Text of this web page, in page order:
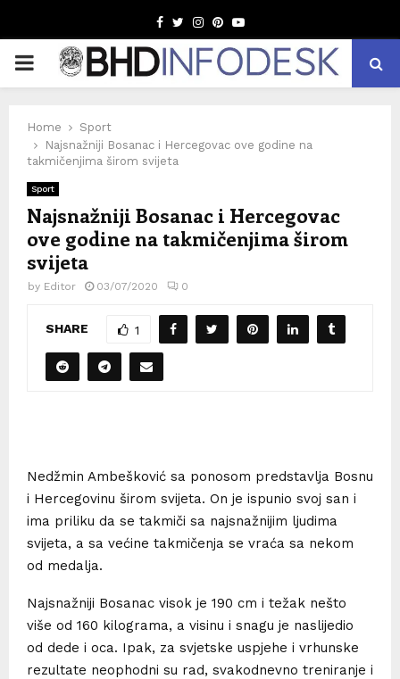
Facebook
TwitterInstagram
Pinterest
Youtube
PRIMARY
Home
Sport
Najsnažniji Bosanac i Hercegovac ove godine na
takmičenjima širom svijeta
Sport
Najsnažniji Bosanac i Hercegovac
ove godine na takmičenjima širom
svijeta
by Editor 03/07/2020 0
SHARE 1
Nedžmin Ambešković sa ponosom predstavlja Bosnu
i Hercegovinu širom svijeta. On je ispunio svoj san i
ima priliku da se takmiči sa najsnažnijim ljudima
svijeta, a sa većine takmičenja se vraća sa nekom
od medalja.
Najsnažniji Bosanac visok je 190 cm i težak nešto
više od 160 kilograma, a visinu i snagu je naslijedio
od dede i oca. Ipak, za svjetske uspjehe i vrhunske
rezultate neophodni su rad, svakodnevno treniranje i